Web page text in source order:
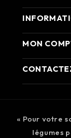
MON
« Pour votre
légumes